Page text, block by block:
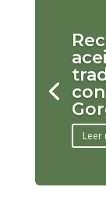
Leer